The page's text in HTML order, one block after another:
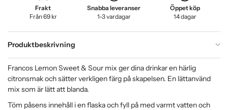
Frakt
Från 69 kr
Snabba leveranser
1-3 vardagar
Öppet köp
14 dagar
Produktbeskrivning
Francos Lemon Sweet & Sour mix ger dina drinkar en härlig
citronsmak och sätter verkligen färg på skapelsen. En lättanvänd
mix som är lätt att blanda.
Töm påsens innehåll i en flaska och fyll på med varmt vatten och